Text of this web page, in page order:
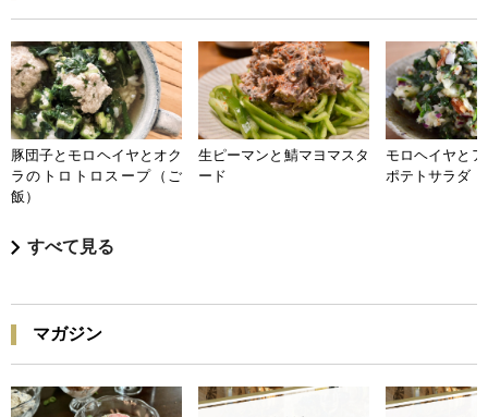
豚団子とモロヘイヤとオク
ラのトロトロスープ（ご
飯）
生ピーマンと鯖マヨマスタ
ード
モロヘイヤと
ポテトサラダ
すべて見る
マガジン